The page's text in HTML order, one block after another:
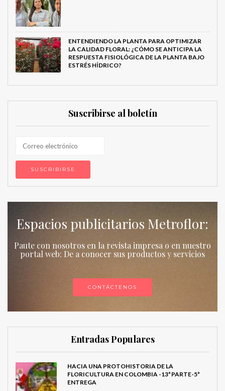
ENTENDIENDO LA PLANTA PARA OPTIMIZAR
LA CALIDAD FLORAL: ¿CÓMO SE ANTICIPA LA
RESPUESTA FISIOLÓGICA DE LA PLANTA BAJO
ESTRÉS HÍDRICO?
Suscribirse al boletín
Espacios publicitarios Metroflor:
Paute con nosotros en la revista impresa o en nuestro
portal web: De a conocer sus productos y servicios
CONTÁCTENOS
Entradas Populares
HACIA UNA PROTOHISTORIA DE LA
FLORICULTURA EN COLOMBIA -13ª PARTE-5ª
ENTREGA